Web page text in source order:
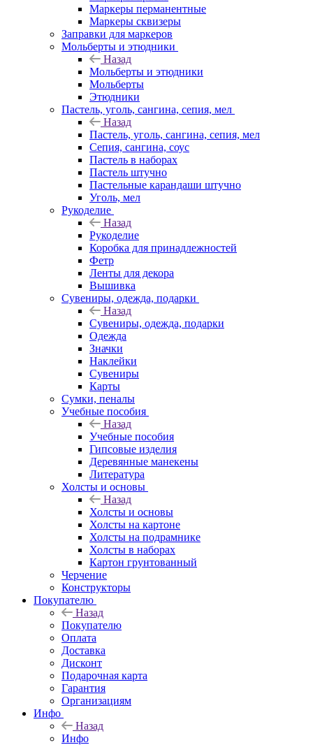
Маркеры перманентные
Маркеры сквизеры
Заправки для маркеров
Мольберты и этюдники
Назад
Мольберты и этюдники
Мольберты
Этюдники
Пастель, уголь, сангина, сепия, мел
Назад
Пастель, уголь, сангина, сепия, мел
Сепия, сангина, соус
Пастель в наборах
Пастель штучно
Пастельные карандаши штучно
Уголь, мел
Рукоделие
Назад
Рукоделие
Коробка для принадлежностей
Фетр
Ленты для декора
Вышивка
Сувениры, одежда, подарки
Назад
Сувениры, одежда, подарки
Одежда
Значки
Наклейки
Сувениры
Карты
Сумки, пеналы
Учебные пособия
Назад
Учебные пособия
Гипсовые изделия
Деревянные манекены
Литература
Холсты и основы
Назад
Холсты и основы
Холсты на картоне
Холсты на подрамнике
Холсты в наборах
Картон грунтованный
Черчение
Конструкторы
Покупателю
Назад
Покупателю
Оплата
Доставка
Дисконт
Подарочная карта
Гарантия
Организациям
Инфо
Назад
Инфо